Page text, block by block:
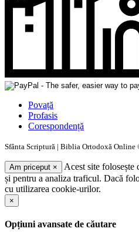
Povață
Profasis
Corespondență
Sfânta Scriptură | Biblia Ortodoxă
Am priceput ×
Acest site
și pentru a analiza traficul. Dacă
cu utilizarea cookie-urilor.
×
Opțiuni avansate de căutare